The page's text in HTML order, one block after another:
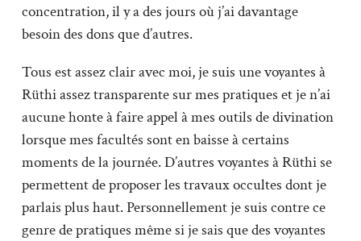
concentration, il y a des jours où j’ai davantage
besoin des dons que d’autres.
Tous est assez clair avec moi, je suis une voyantes à
Rüthi assez transparente sur mes pratiques et je n’ai
aucune honte à faire appel à mes outils de divination
lorsque mes facultés sont en baisse à certains
moments de la journée. D’autres voyantes à Rüthi se
permettent de proposer les travaux occultes dont je
parlais plus haut. Personnellement je suis contre ce
genre de pratiques même si je sais que des voyantes